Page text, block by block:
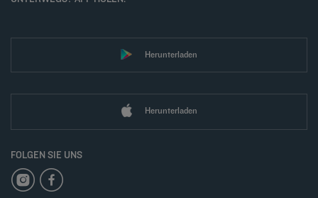
Herunterladen
Herunterladen
FOLGEN SIE UNS